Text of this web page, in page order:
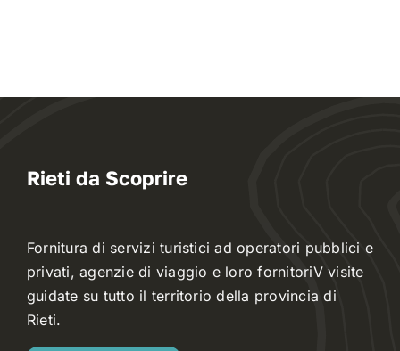
Rieti da Scoprire
Fornitura di servizi turistici ad operatori pubblici e
privati, agenzie di viaggio e loro fornitoriV visite
guidate su tutto il territorio della provincia di
Rieti.